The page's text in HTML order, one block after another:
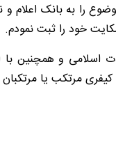
را به بانک
خود را ثبت نمودم.
ماده ۶۷۴ قانون مجازات
مرتکب یا مرتکبان